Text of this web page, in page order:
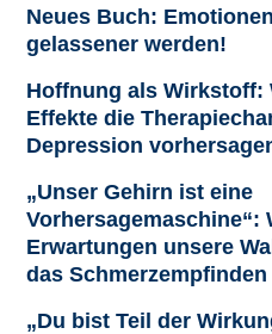
Neues Buch:
gelassener werden!
Hoffnung als Wirkstoff:
Effekte die
Depression
„Unser Gehirn ist eine
Vorhersagemaschine“:
Erwartungen unsere
das
„Du bist Teil der